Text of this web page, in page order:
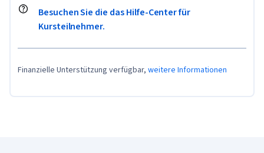
Besuchen Sie die das Hilfe-Center für
Kursteilnehmer.
Finanzielle Unterstützung verfügbar, weitere Informationen